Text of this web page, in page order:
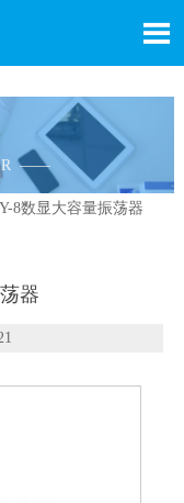

——
8数显大容量振荡器
器